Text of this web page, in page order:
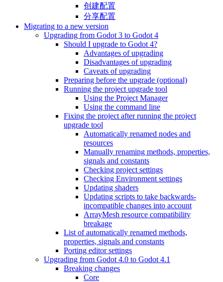
创建配置
分享配置
Migrating to a new version
Upgrading from Godot 3 to Godot 4
Should I upgrade to Godot 4?
Advantages of upgrading
Disadvantages of upgrading
Caveats of upgrading
Preparing before the upgrade (optional)
Running the project upgrade tool
Using the Project Manager
Using the command line
Fixing the project after running the project
upgrade tool
Automatically renamed nodes and
resources
Manually renaming methods, properties,
signals and constants
Checking project settings
Checking Environment settings
Updating shaders
Updating scripts to take backwards-
incompatible changes into account
ArrayMesh resource compatibility
breakage
List of automatically renamed methods,
properties, signals and constants
Porting editor settings
Upgrading from Godot 4.0 to Godot 4.1
Breaking changes
Core